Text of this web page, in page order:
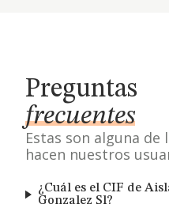
Preguntas
frecuentes
Estas son alguna de
hacen nuestros
¿Cuál es el CIF de
Gonzalez Sl?